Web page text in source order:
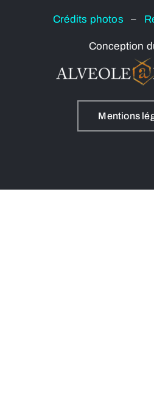
Crédits photos–
Conception
Mentions